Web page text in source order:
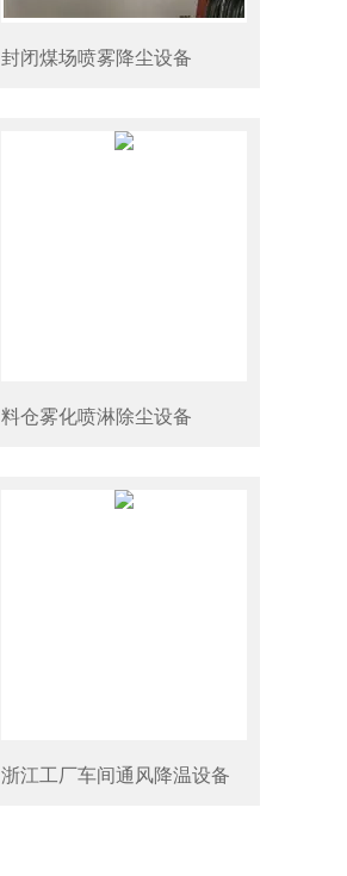
封闭煤场喷雾降尘设备
料仓雾化喷淋除尘设备
浙江工厂车间通风降温设备